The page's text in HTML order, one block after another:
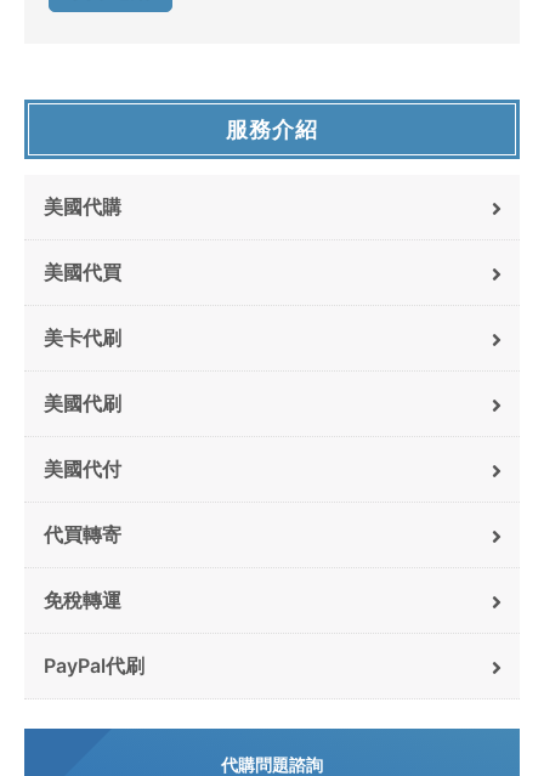
服務介紹
美國代購
美國代買
美卡代刷
美國代刷
美國代付
代買轉寄
免稅轉運
PayPal代刷
代購問題諮詢